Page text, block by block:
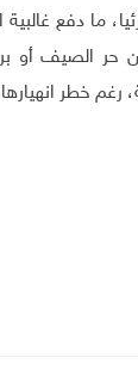
ما دفع
حر الصيف أو
رغم خطر